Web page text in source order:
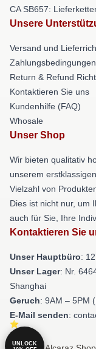
CA SB657:
Unsere
Versand und
Zahlungsbedingungen
Return & Refund
Kontaktieren Sie uns
Kundenhilfe (FAQ)
Whosale
Unser Shop
Wir bieten qualitativ
unserem
Vielzahl von
Dies ist nicht nur, um
auch für Sie, Ihre
Kontaktieren Sie
Unser Hauptbüro:
Unser Lager: Nr.
Shanghai
Geruch: 9AM – 5PM
E-Mail senden:
UNLOCK